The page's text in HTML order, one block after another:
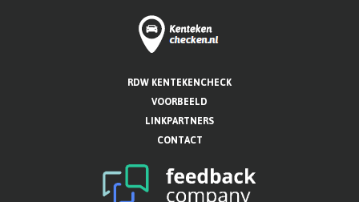
RDW KENTEKENCHECK
VOORBEELD
LINKPARTNERS
CONTACT